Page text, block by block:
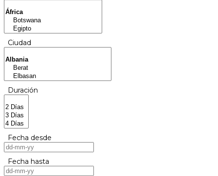
Ciudad
Duración
Fecha desde
Fecha hasta